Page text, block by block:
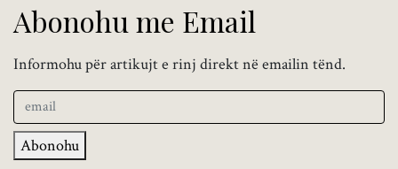
Abonohu me Email
Informohu për artikujt e rinj direkt në emailin tënd.
Abonohu